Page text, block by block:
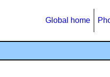
Global home